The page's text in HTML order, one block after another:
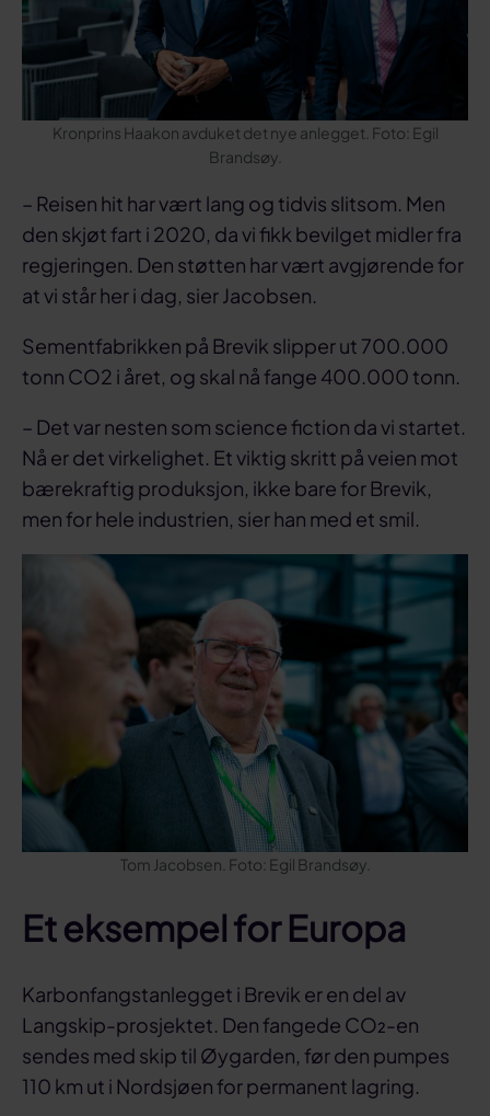
Kronprins Haakon avduket det nye anlegget. Foto: Egil
Brandsøy.
– Reisen hit har vært lang og tidvis slitsom. Men
den skjøt fart i 2020, da vi fikk bevilget midler fra
regjeringen. Den støtten har vært avgjørende for
at vi står her i dag, sier Jacobsen.
Sementfabrikken på Brevik slipper ut 700.000
tonn CO2 i året, og skal nå fange 400.000 tonn.
– Det var nesten som science fiction da vi startet.
Nå er det virkelighet. Et viktig skritt på veien mot
bærekraftig produksjon, ikke bare for Brevik,
men for hele industrien, sier han med et smil.
Tom Jacobsen. Foto: Egil Brandsøy.
Et eksempel for Europa
Karbonfangstanlegget i Brevik er en del av
Langskip-prosjektet. Den fangede CO₂-en
sendes med skip til Øygarden, før den pumpes
110 km ut i Nordsjøen for permanent lagring.